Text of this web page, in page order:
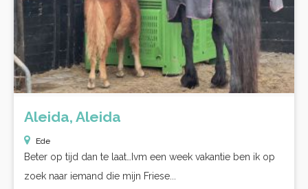
Aleida, Aleida
Ede
Beter op tijd dan te laat…Ivm een week vakantie ben ik op
zoek naar iemand die mijn Friese...